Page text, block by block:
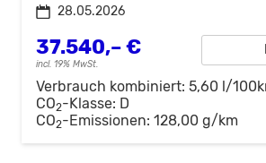
28.05.2026
37.540,– €
incl. 19% MwSt.
Verbrauch kombiniert: 5,60 l/
CO2-Klasse: D
CO2-Emissionen: 128,00 g/km